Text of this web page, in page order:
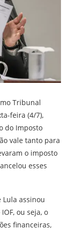
Tribunal
feira (4/7),
do Imposto
vale tanto para
o imposto
esses
assinou
ou seja, o
financeiras,